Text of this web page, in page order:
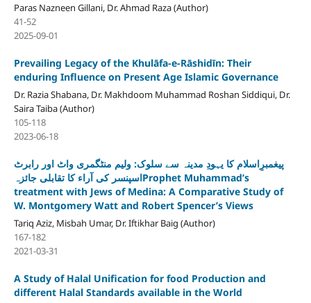
Paras Nazneen Gillani, Dr. Ahmad Raza (Author)
41-52
2025-09-01
Prevailing Legacy of the Khulāfa-e-Rāshidīn: Their
enduring Influence on Present Age Islamic Governance
Dr. Razia Shabana, Dr. Makhdoom Muhammad Roshan Siddiqui, Dr.
Saira Taiba (Author)
105-118
2023-06-18
پیغمبرِاسلام کا یہودِ مدینہ سے سلوک: ولیم منٹگمری واٹ اور رابرٹ
اسپنسر کی آراء کا تقابلی جائزہProphet Muhammad’s
treatment with Jews of Medina: A Comparative Study of
W. Montgomery Watt and Robert Spencer’s Views
Tariq Aziz, Misbah Umar, Dr. Iftikhar Baig (Author)
167-182
2021-03-31
A Study of Halal Unification for food Production and
different Halal Standards available in the World